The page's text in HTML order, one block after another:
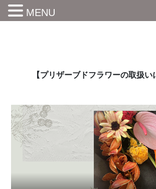
【プリザーブドフラワーの取扱い
MENU